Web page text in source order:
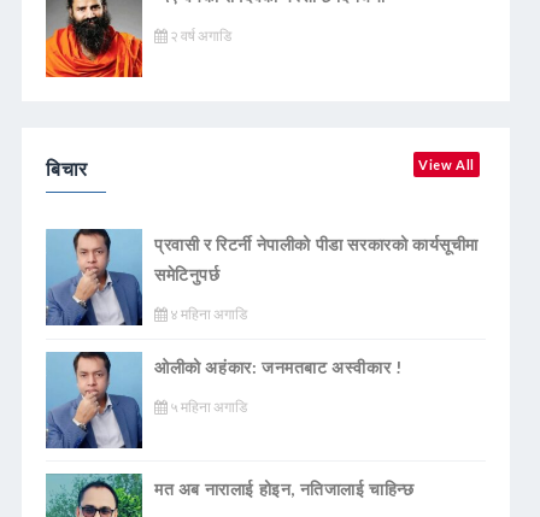
२ वर्ष अगाडि
बिचार View All
प्रवासी र रिटर्नी नेपालीको पीडा सरकारको कार्यसूचीमा
समेटिनुपर्छ
४ महिना अगाडि
ओलीको अहंकार: जनमतबाट अस्वीकार !
५ महिना अगाडि
मत अब नारालाई होइन, नतिजालाई चाहिन्छ